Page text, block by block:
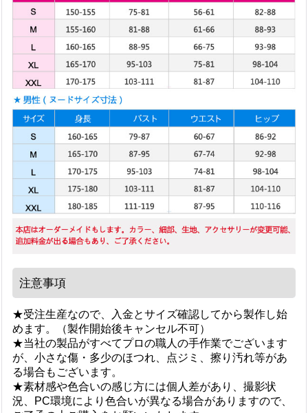
注意事項
★受注生産なので、入金とサイズ確認してから製作し始
めます。（製作開始後キャンセル不可）
★当社の製品がすべてプロの職人の手作業でございます
が、小さな傷・多少のほつれ、点ジミ、擦り汚れ等があ
る場合もございます。
★素材感や色合いの感じ方には個人差があり、撮影状
況、PC環境により色合いが異なる場合がありますので、